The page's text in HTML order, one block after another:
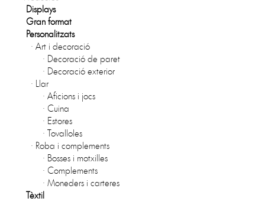
Displays
Gran format
Personalitzats
· Art i decoració
· Decoració de paret
· Decoració exterior
· Llar
· Aficions i jocs
· Cuina
· Estores
· Tovalloles
· Roba i complements
· Bosses i motxilles
· Complements
· Moneders i carteres
Tèxtil